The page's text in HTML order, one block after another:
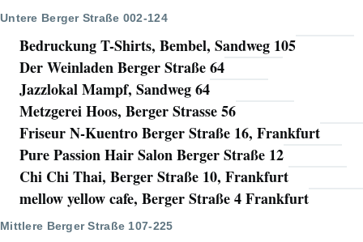
Untere Berger Straße 002-124
Bedruckung T-Shirts, Bembel, Sandweg 105
Der Weinladen Berger Straße 64
Jazzlokal Mampf, Sandweg 64
Metzgerei Hoos, Berger Strasse 56
Friseur N-Kuentro Berger Straße 16, Frankfurt
Pure Passion Hair Salon Berger Straße 12
Chi Chi Thai, Berger Straße 10, Frankfurt
mellow yellow cafe, Berger Straße 4 Frankfurt
Mittlere Berger Straße 107-225